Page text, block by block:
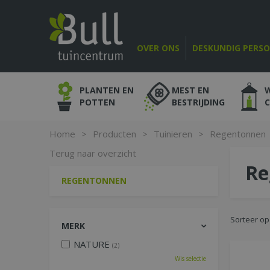
Home > Producten > Tuinieren > Regentonnen
OVER ONS DESKUNDIG
PLANTEN EN
POTTEN
MEST EN
BESTRIJDING
Sorteer op
Terug naar overzicht
REGENTONNEN
MERK
NATURE (2)
Wis selectie